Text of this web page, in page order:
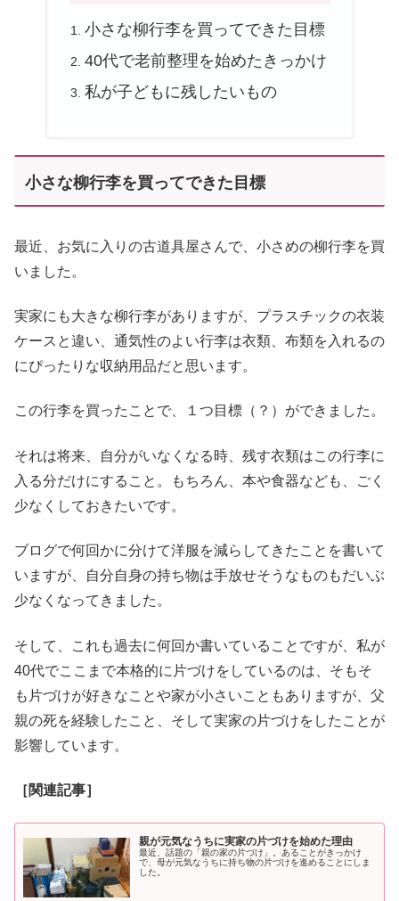
小さな柳行李を買ってできた目標
40代で老前整理を始めたきっかけ
私が子どもに残したいもの
小さな柳行李を買ってできた目標
最近、お気に入りの古道具屋さんで、小さめの柳行李を買
いました。
実家にも大きな柳行李がありますが、プラスチックの衣装
ケースと違い、通気性のよい行李は衣類、布類を入れるの
にぴったりな収納用品だと思います。
この行李を買ったことで、１つ目標（？）ができました。
それは将来、自分がいなくなる時、残す衣類はこの行李に
入る分だけにすること。もちろん、本や食器なども、ごく
少なくしておきたいです。
ブログで何回かに分けて洋服を減らしてきたことを書いて
いますが、自分自身の持ち物は手放せそうなものもだいぶ
少なくなってきました。
そして、これも過去に何回か書いていることですが、私が
40代でここまで本格的に片づけをしているのは、そもそ
も片づけが好きなことや家が小さいこともありますが、父
親の死を経験したこと、そして実家の片づけをしたことが
影響しています。
［関連記事］
親が元気なうちに実家の片づけを始めた理由
最近、話題の「親の家の片づけ」。あることがきっかけ
で、母が元気なうちに持ち物の片づけを進めることにしま
した。